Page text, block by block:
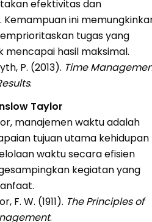
efektivitas dan
Kemampuan ini
tugas yang
mencapai hasil maksimal.
P. (2013). Time
.
Taylor
manajemen waktu adalah
tujuan utama kehidupan
waktu secara efisien
kegiatan yang
F. W. (1911). The Principles of
.